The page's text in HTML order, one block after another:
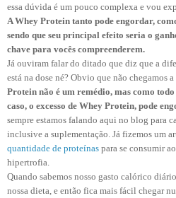
essa dúvida é um pouco complexa e vou
A Whey Protein tanto pode engordar,
sendo que seu principal efeito seria o
chave para vocês compreenderem.
Já ouviram falar do ditado que diz que a
está na dose né? Obvio que não chegamos
Protein não é um remédio, mas como
caso, o excesso de Whey Protein, pode
sempre estamos falando aqui no blog para
inclusive a suplementação. Já fizemos um
quantidade de proteínas para se consumir
hipertrofia.
Quando sabemos nosso gasto calórico
nossa dieta, e então fica mais fácil chegar